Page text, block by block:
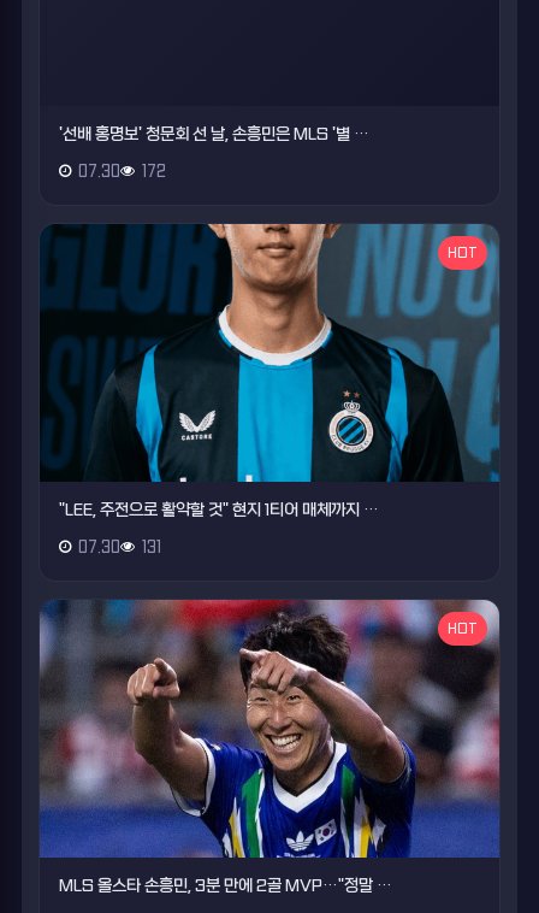
'선배 홍명보' 청문회 선 날, 손흥민은 MLS '별 …
07.30 172
HOT
"LEE, 주전으로 활약할 것" 현지 1티어 매체까지 …
07.30 131
HOT
MLS 올스타 손흥민, 3분 만에 2골 MVP…"정말 …